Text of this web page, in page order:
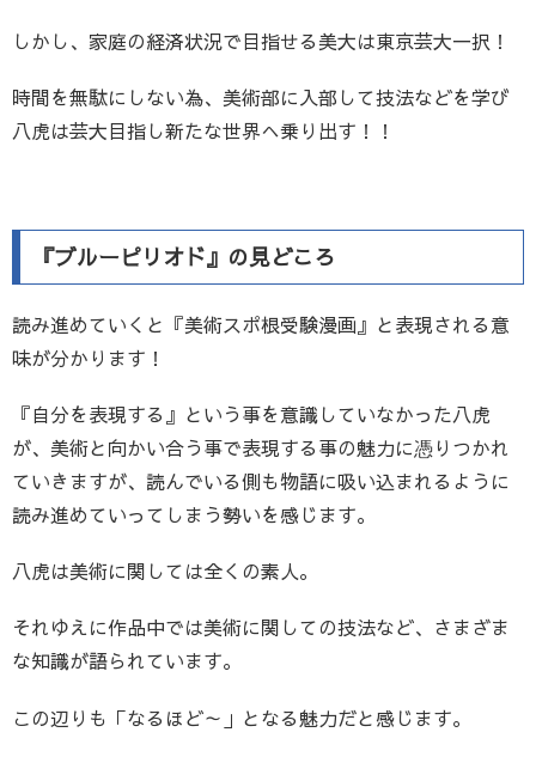
しかし、家庭の経済状況で目指せる美大は東京芸大一択！
時間を無駄にしない為、美術部に入部して技法などを学び
八虎は芸大目指し新たな世界へ乗り出す！！
『ブルーピリオド』の見どころ
読み進めていくと『美術スポ根受験漫画』と表現される意
味が分かります！
『自分を表現する』という事を意識していなかった八虎
が、美術と向かい合う事で表現する事の魅力に憑りつかれ
ていきますが、読んでいる側も物語に吸い込まれるように
読み進めていってしまう勢いを感じます。
八虎は美術に関しては全くの素人。
それゆえに作品中では美術に関しての技法など、さまざま
な知識が語られています。
この辺りも「なるほど～」となる魅力だと感じます。